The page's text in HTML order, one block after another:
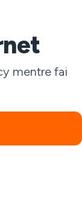
mentre fai